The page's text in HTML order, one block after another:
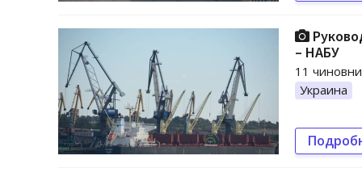
– НАБУ
11
Украина